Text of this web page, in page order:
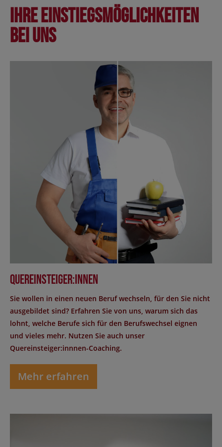
Ihre Einstiegsmöglichkeiten
bei uns
Quereinsteiger:innen
Sie wollen in einen neuen Beruf wechseln, für den Sie nicht
ausgebildet sind? Erfahren Sie von uns, warum sich das
lohnt, welche Berufe sich für den Berufswechsel eignen
und vieles mehr. Nutzen Sie auch unser
Quereinsteiger:innnen-Coaching.
Mehr erfahren